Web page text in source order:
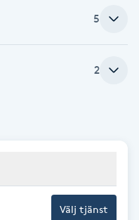
5
2
Välj tjänst